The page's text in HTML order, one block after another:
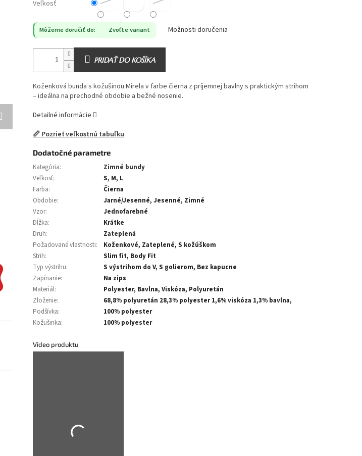
Veľkosť
Môžeme doručiť do: Zvoľte variant Možnosti doručenia
PRIDAŤ DO KOŠÍKA
Koženková bunda s kožušinou Mirela v farbe čierna z príjemnej bavlny s praktickým strihom
– ideálna na prechodné obdobie a bežné nosenie.
Detailné informácie
📏 Pozrieť veľkostnú tabuľku
Dodatočné parametre
Kategória:
Zimné bundy
Veľkosť:
S, M, L
Farba:
Čierna
Obdobie:
Jarné/Jesenné, Jesenné, Zimné
Vzor:
Jednofarebné
Dĺžka:
Krátke
Druh:
Zateplená
Požadované vlastnosti:
Koženkové, Zateplené, S kožúškom
Strih:
Slim fit, Body Fit
Typ výstrihu:
S výstrihom do V, S golierom, Bez kapucne
Zapínanie:
Na zips
Materiál:
Polyester, Bavlna, Viskóza, Polyuretán
Zloženie:
68,8% polyuretán 28,3% polyester 1,6% viskóza 1,3% bavlna,
Podšívka:
100% polyester
Kožušinka: 100% polyester
Video produktu